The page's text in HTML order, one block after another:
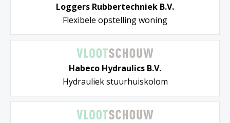
Loggers Rubbertechniek B.V.
Flexibele opstelling woning
Habeco Hydraulics B.V.
Hydrauliek stuurhuiskolom